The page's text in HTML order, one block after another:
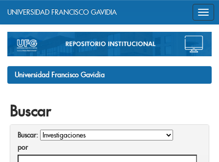
navigation
UNIVERSIDAD FRANCISCO GAVIDIA
Universidad Francisco Gavidia
Buscar
Buscar:
por